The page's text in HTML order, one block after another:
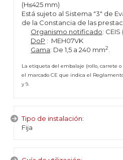
(H≤425 mm)
Está sujeto al Sistema "3" de
de la Constancia de las
Organismo notificado: CEIS
DoP : MEH07VK
Gama: De 1,5 a 240 mm2
La etiqueta del embalaje (rollo, carrete o
el marcado CE que indica el Reglamento
y 9.
Tipo de instalación:
Fija